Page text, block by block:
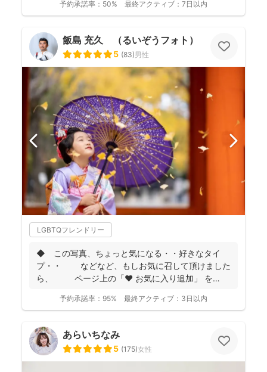
予約承諾率： 50% 最終アクティブ： 7日以内
飯島 充久 （るいぞうフォト）
5 (83)男性
LGBTQフレンドリー
◆ この写真、ちょっと気になる・・好きなタイ
プ・・ などなど、もしお気に召して頂けました
ら、 ページ上の「❤ お気に入り追加」 を
予約承諾率： 95% 最終アクティブ： 3日以内
あらいちなみ
5 (175)女性